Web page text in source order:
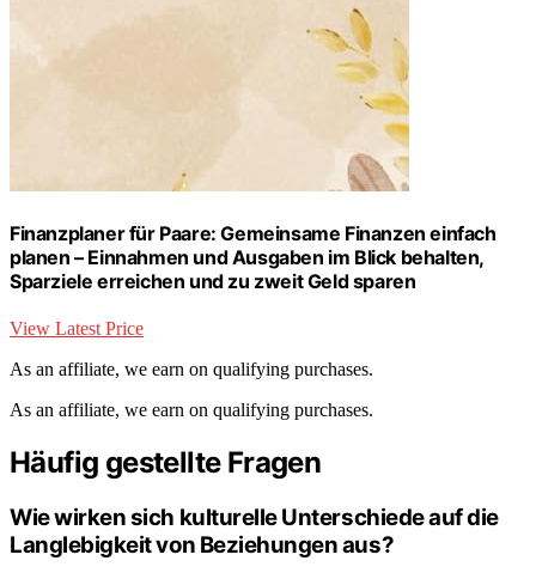
Finanzplaner für Paare: Gemeinsame Finanzen einfach
planen – Einnahmen und Ausgaben im Blick behalten,
Sparziele erreichen und zu zweit Geld sparen
View Latest Price
As an affiliate, we earn on qualifying purchases.
As an affiliate, we earn on qualifying purchases.
Häufig gestellte Fragen
Wie wirken sich kulturelle Unterschiede auf die
Langlebigkeit von Beziehungen aus?